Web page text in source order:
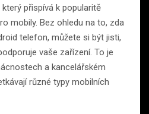
přispívá k popularitě
mobily. Bez ohledu na to, zda
telefon, můžete si být jisti,
vaše zařízení. To je
a kancelářském
různé typy mobilních